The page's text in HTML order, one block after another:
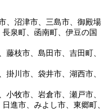
、沼津市、三島市、御殿場
泉町、函南町、伊豆の国
藤枝市、島田市、吉田町、
掛川市、袋井市、湖西市、
小牧市、岩倉市、瀬戸市、
進市、みよし市、東郷町、